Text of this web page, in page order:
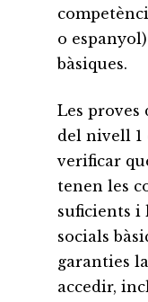
o
bàsiques.
Les proves
del nivell 1
verificar
tenen les
suficients i
socials
garanties
accedir,